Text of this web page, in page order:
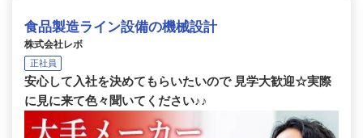
食品製造ライン設備の機械設計
株式会社レボ
正社員
安心して入社を決めてもらいたいので 見学大歓迎☆実際
に見に来て色々聞いてください♪♪